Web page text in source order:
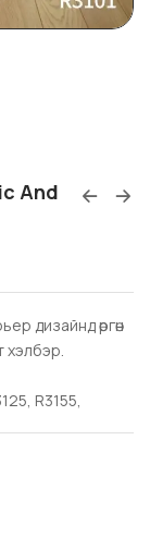
And
дизайнд өргөн
хэлбэр.
R3155,